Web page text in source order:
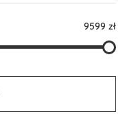
9599 zł